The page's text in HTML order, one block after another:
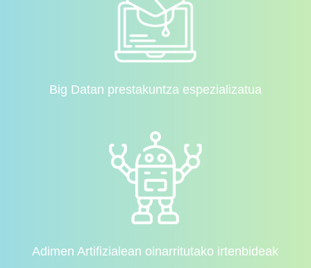
Big Datan prestakuntza espezializatua
Adimen Artifizialean oinarritutako irtenbideak